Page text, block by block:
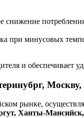
снижение
при минусовых
и обеспечивает
рынке,
Ханты-